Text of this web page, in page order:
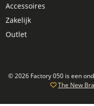
Accessoires
Zakelijk
Outlet
© 2026 Factory 050 is een
The New